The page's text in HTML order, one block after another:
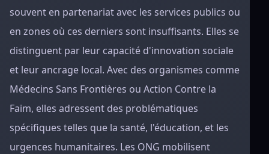
souvent en partenariat avec les services publics ou
en zones où ces derniers sont insuffisants. Elles se
distinguent par leur capacité d'innovation sociale
et leur ancrage local. Avec des organismes comme
Médecins Sans Frontières ou Action Contre la
Faim, elles adressent des problématiques
spécifiques telles que la santé, l'éducation, et les
urgences humanitaires. Les ONG mobilisent